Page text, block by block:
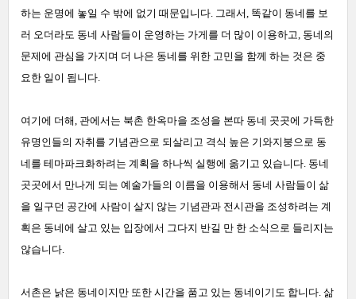
하는 운명에 놓일 수 밖에 없기 때문입니다. 그래서, 똑같이 동네를 보
러 오더라도 동네 사람들이 운영하는 가게를 더 많이 이용하고, 동네의
문제에 관심을 가지며 더 나은 동네를 위한 고민을 함께 하는 것은 중
요한 일이 됩니다.
여기에 더해, 관에서는 북촌 한옥마을 조성을 본따 동네 곳곳에 가득한
유명인들의 자취를 기념관으로 되살리고 격식 높은 기와지붕으로 동
네를 테마파크화하려는 계획을 하나씩 실행에 옮기고 있습니다. 동네
곳곳에서 만나게 되는 예술가들의 이름을 이용해서 동네 사람들이 삶
을 일구던 공간에 사람이 살지 않는 기념관과 전시관을 조성하려는 계
획은 동네에 살고 있는 입장에서 그다지 반길 만 한 소식으로 들리지는
않습니다.
서촌은 낡은 동네이지만 또한 시간을 품고 있는 동네이기도 합니다. 삶